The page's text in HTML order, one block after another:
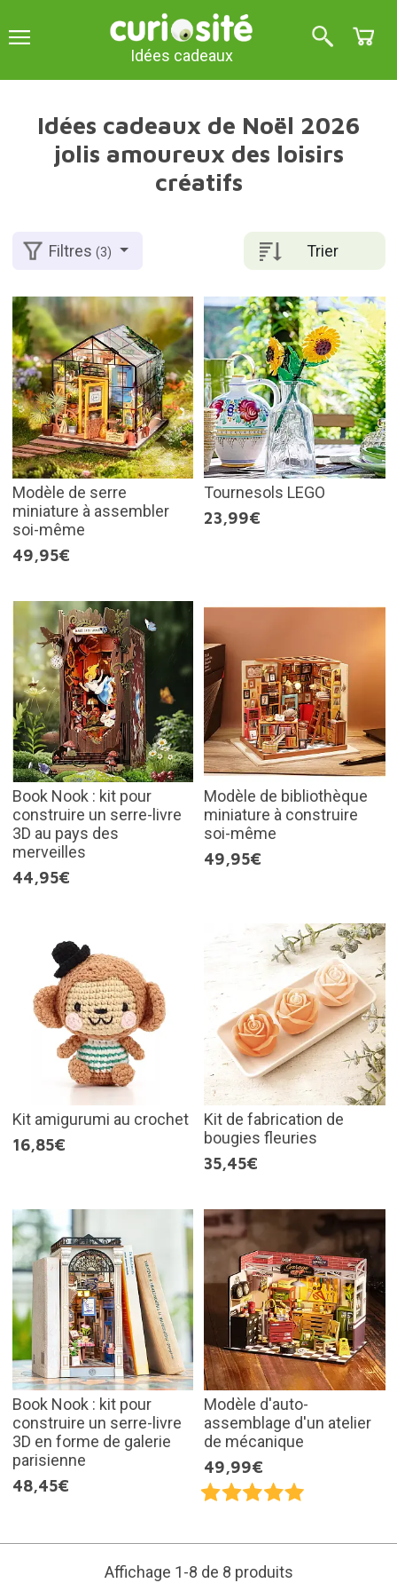
Idées cadeaux
Idées cadeaux de Noël 2026
jolis amoureux des loisirs
créatifs
Trier
Filtres(3)
Modèle de serre
miniature à assembler
soi-même
49,95€
Tournesols LEGO
23,99€
Book Nook : kit pour
construire un serre-livre
3D au pays des
merveilles
44,95€
Modèle de bibliothèque
miniature à construire
soi-même
49,95€
Kit amigurumi au crochet
16,85€
Kit de fabrication de
bougies fleuries
35,45€
Book Nook : kit pour
construire un serre-livre
3D en forme de galerie
parisienne
48,45€
Modèle d'auto-
assemblage d'un atelier
de mécanique
49,99€
Affichage 1-8 de 8 produits